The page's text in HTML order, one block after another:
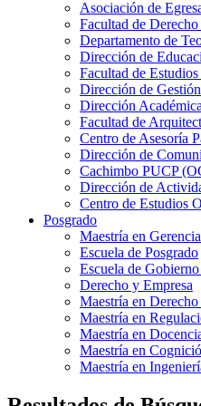
Asociación de
Facultad de Derecho
Departamento de
Dirección de
Facultad de
Dirección de
Dirección
Facultad de
Centro de Asesoría
Dirección de
Cachimbo PUCP
Dirección de
Centro de Estudios
Posgrado
Maestría en
Escuela de Posgrado
Escuela de
Derecho y Empresa
Maestría en
Maestría en
Maestría en
Maestría en
Maestría en